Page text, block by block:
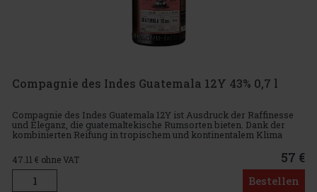
Compagnie des Indes Guatemala 12Y 43% 0,7 l
Compagnie des Indes Guatemala 12Y ist Ausdruck der Raffinesse
und Eleganz, die guatemaltekische Rumsorten bieten. Dank der
kombinierten Reifung in tropischem und kontinentalem Klima
liefert dieser Rum ein einzigartiges Geschmacksprofil, das ideal für
47.11 € ohne VAT 57 €
Bestellen